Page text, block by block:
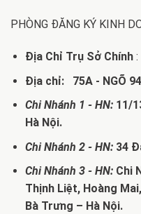
PHÒNG ĐĂNG KÝ KINH
Địa Chỉ Trụ Sở Chính:
Địa chỉ: 75A - NGÕ
Chi Nhánh 1 - HN:11/
Hà Nội.
Chi Nhánh 2 - HN:34
Chi Nhánh 3 - HN:Chi
Thịnh Liệt, Hoàng
Bà Trưng – Hà Nội.